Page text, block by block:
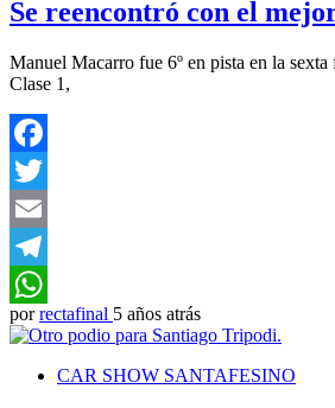
Se reencontró con el
Manuel Macarro fue 6º en pista en la
Clase 1,
Facebook
Twitter
Email
Telegram
WhatsApp
por rectafinal 5 años atrás
CAR SHOW SANTAFESINO